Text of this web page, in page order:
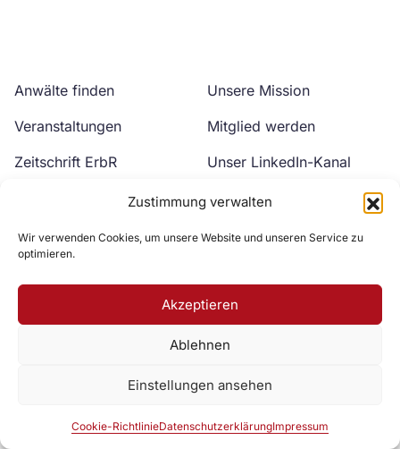
Zustimmung verwalten
Wir verwenden Cookies, um unsere Website und unseren Service zu
optimieren.
Akzeptieren
Ablehnen
Einstellungen ansehen
Cookie-RichtlinieDatenschutzerklärungImpressum
Anwälte finden
Veranstaltungen
Zeitschrift ErbR
Unsere Mission
Mitglied werden
Unser LinkedIn-Kanal
Unser YouTube-Kanal
Zur DAV Webseite